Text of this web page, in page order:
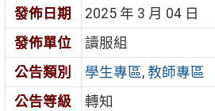
發佈日期
2025 年 3 月 04 日
發佈單位
讀服組
公告類別
學生專區, 教師專區
公告等級
轉知